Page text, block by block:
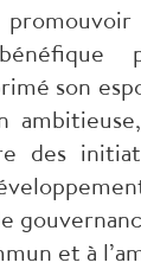
son
des
et à